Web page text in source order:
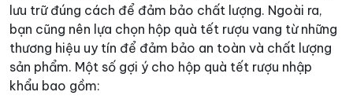
lưu trữ đúng cách để đảm bảo chất lượng. Ngoài ra,
bạn cũng nên lựa chọn hộp quà tết rượu vang từ những
thương hiệu uy tín để đảm bảo an toàn và chất lượng
sản phẩm. Một số gợi ý cho hộp quà tết rượu nhập
khẩu bao gồm: